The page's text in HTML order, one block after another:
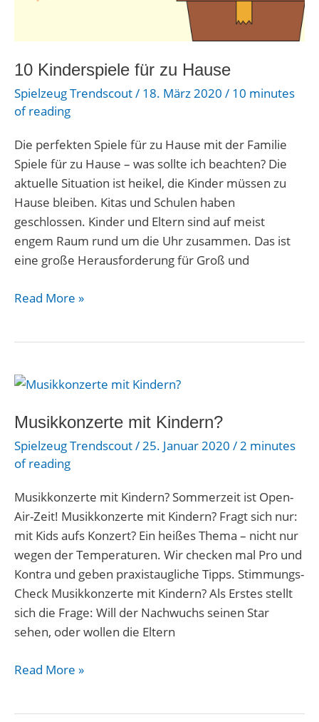
10 Kinderspiele für zu Hause
Spielzeug Trendscout/ 18. März 2020 / 10 minutes
of reading
Die perfekten Spiele für zu Hause mit der Familie
Spiele für zu Hause – was sollte ich beachten? Die
aktuelle Situation ist heikel, die Kinder müssen zu
Hause bleiben. Kitas und Schulen haben
geschlossen. Kinder und Eltern sind auf meist
engem Raum rund um die Uhr zusammen. Das ist
eine große Herausforderung für Groß und
Read More »
Musikkonzerte mit Kindern?
Spielzeug Trendscout/25. Januar 2020 /2 minutes
of reading
Musikkonzerte mit Kindern? Sommerzeit ist Open-
Air-Zeit! Musikkonzerte mit Kindern? Fragt sich nur:
mit Kids aufs Konzert? Ein heißes Thema – nicht nur
wegen der Temperaturen. Wir checken mal Pro und
Kontra und geben praxistaugliche Tipps. Stimmungs-
Check Musikkonzerte mit Kindern? Als Erstes stellt
sich die Frage: Will der Nachwuchs seinen Star
sehen, oder wollen die Eltern
Musikkonzerte
Kindern?
Read More »